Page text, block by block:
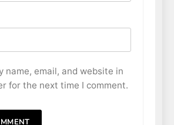
name, email, and website in
for the next time I comment.